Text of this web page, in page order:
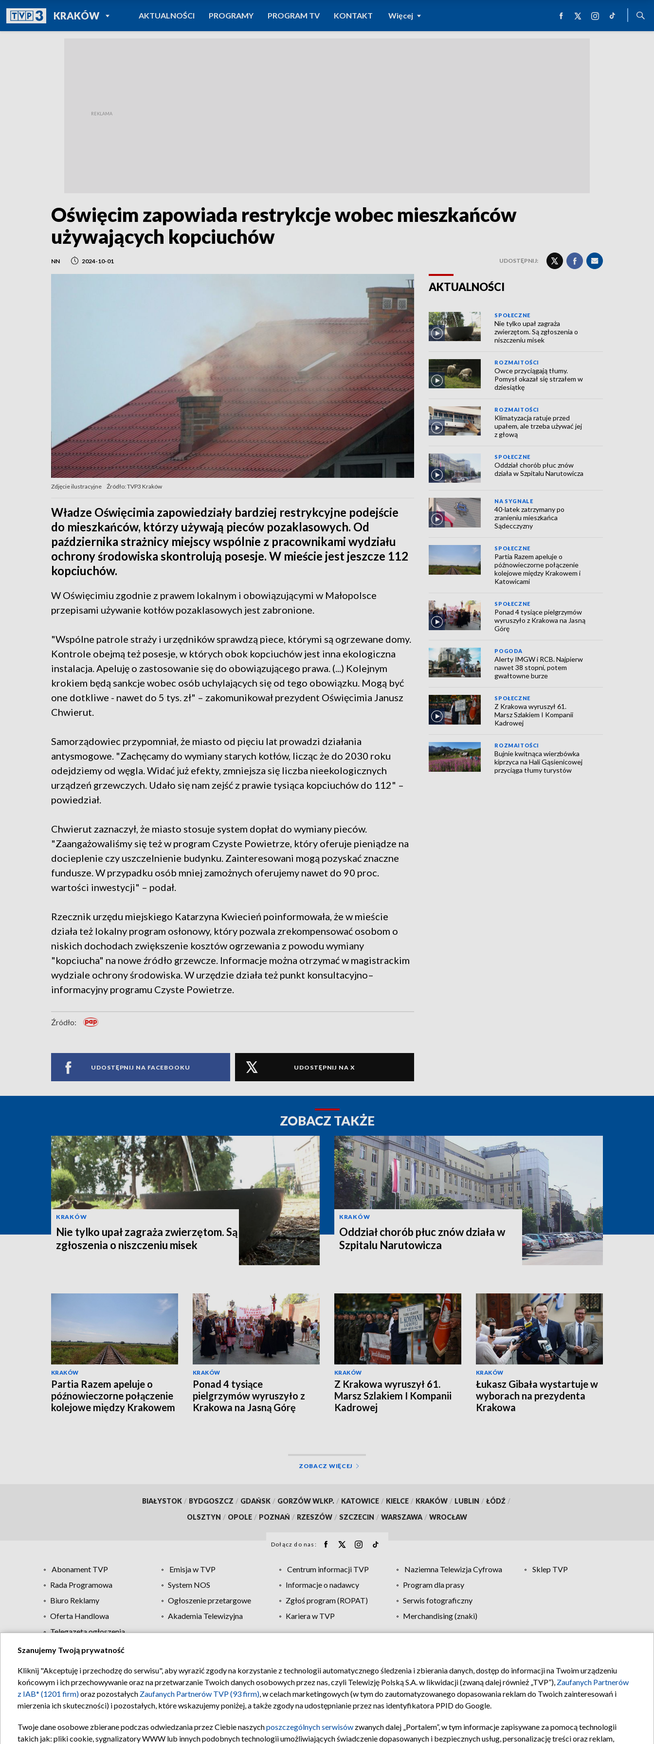
KRAKÓWPOWRÓT DO
TVP REGIONY
AKTUALNOŚCI PROGRAMY PROGRAM TV KONTAKT Więcej
Oświęcim zapowiada restrykcje wobec mieszkańców
używających kopciuchów
NN 2024-10-01 UDOSTĘPNIJ:
Zdjęcie ilustracyjne Źródło: TVP3 Kraków
Władze Oświęcimia zapowiedziały bardziej restrykcyjne podejście
do mieszkańców, którzy używają pieców pozaklasowych. Od
października strażnicy miejscy wspólnie z pracownikami wydziału
ochrony środowiska skontrolują posesje. W mieście jest jeszcze 112
kopciuchów.
W Oświęcimiu zgodnie z prawem lokalnym i obowiązującymi w Małopolsce
przepisami używanie kotłów pozaklasowych jest zabronione.
"Wspólne patrole straży i urzędników sprawdzą piece, którymi są ogrzewane domy.
Kontrole obejmą też posesje, w których obok kopciuchów jest inna ekologiczna
instalacja. Apeluję o zastosowanie się do obowiązującego prawa. (...) Kolejnym
krokiem będą sankcje wobec osób uchylających się od tego obowiązku. Mogą być
one dotkliwe - nawet do 5 tys. zł" – zakomunikował prezydent Oświęcimia Janusz
Chwierut.
Samorządowiec przypomniał, że miasto od pięciu lat prowadzi działania
antysmogowe. "Zachęcamy do wymiany starych kotłów, licząc że do 2030 roku
odejdziemy od węgla. Widać już efekty, zmniejsza się liczba nieekologicznych
urządzeń grzewczych. Udało się nam zejść z prawie tysiąca kopciuchów do 112" –
powiedział.
Chwierut zaznaczył, że miasto stosuje system dopłat do wymiany pieców.
"Zaangażowaliśmy się też w program Czyste Powietrze, który oferuje pieniądze na
docieplenie czy uszczelnienie budynku. Zainteresowani mogą pozyskać znaczne
fundusze. W przypadku osób mniej zamożnych oferujemy nawet do 90 proc.
wartości inwestycji" – podał.
Rzecznik urzędu miejskiego Katarzyna Kwiecień poinformowała, że w mieście
działa też lokalny program osłonowy, który pozwala zrekompensować osobom o
niskich dochodach zwiększenie kosztów ogrzewania z powodu wymiany
"kopciucha" na nowe źródło grzewcze. Informacje można otrzymać w magistrackim
wydziale ochrony środowiska. W urzędzie działa też punkt konsultacyjno–
informacyjny programu Czyste Powietrze.
Źródło:
UDOSTĘPNIJ NA FACEBOOKU UDOSTĘPNIJ NA X
AKTUALNOŚCI
SPOŁECZNE
Nie tylko upał zagraża
zwierzętom. Są zgłoszenia o
niszczeniu misek
ROZMAITOŚCI
Owce przyciągają tłumy.
Pomysł okazał się strzałem w
dziesiątkę
ROZMAITOŚCI
Klimatyzacja ratuje przed
upałem, ale trzeba używać jej
z głową
SPOŁECZNE
Oddział chorób płuc znów
działa w Szpitalu Narutowicza
NA SYGNALE
40-latek zatrzymany po
zranieniu mieszkańca
Sądecczyzny
SPOŁECZNE
Partia Razem apeluje o
późnowieczorne połączenie
kolejowe między Krakowem i
Katowicami
SPOŁECZNE
Ponad 4 tysiące pielgrzymów
wyruszyło z Krakowa na Jasną
Górę
POGODA
Alerty IMGW i RCB. Najpierw
nawet 38 stopni, potem
gwałtowne burze
SPOŁECZNE
Z Krakowa wyruszył 61.
Marsz Szlakiem I Kompanii
Kadrowej
ROZMAITOŚCI
Bujnie kwitnąca wierzbówka
kiprzyca na Hali Gąsienicowej
przyciąga tłumy turystów
ZOBACZ TAKŻE
KRAKÓW
Nie tylko upał zagraża zwierzętom. Są
zgłoszenia o niszczeniu misek
KRAKÓW
Oddział chorób płuc znów działa w
Szpitalu Narutowicza
KRAKÓW
Partia Razem apeluje o
późnowieczorne połączenie
kolejowe między Krakowem
KRAKÓW
Ponad 4 tysiące
pielgrzymów wyruszyło z
Krakowa na Jasną Górę
KRAKÓW
Z Krakowa wyruszył 61.
Marsz Szlakiem I Kompanii
Kadrowej
KRAKÓW
Łukasz Gibała wystartuje w
wyborach na prezydenta
Krakowa
ZOBACZ WIĘCEJ
BIAŁYSTOK / BYDGOSZCZ / GDAŃSK / GORZÓW WLKP. / KATOWICE / KIELCE / KRAKÓW / LUBLIN / ŁÓDŹ /
OLSZTYN / OPOLE / POZNAŃ / RZESZÓW / SZCZECIN / WARSZAWA / WROCŁAW
Dołącz do nas:
Abonament TVP Emisja w TVP Centrum informacji TVP Naziemna Telewizja Cyfrowa
Sklep TVP
Rada Programowa
System NOS Informacje o nadawcy
Program dla prasy
Biuro Reklamy
Ogłoszenie przetargowe Zgłoś program (ROPAT)
Serwis fotograficzny
Oferta Handlowa
Akademia Telewizyjna Kariera w TVP
Merchandising (znaki)
Telegazeta ogłoszenia
Regulamin TVP Polityka prywatności Moje zgody Pomoc Biuro reklamy Kontakt
Szanujemy Twoją prywatność
Kliknij "Akceptuję i przechodzę do serwisu", aby wyrazić zgody na korzystanie z technologii automatycznego śledzenia i zbierania danych, dostęp do informacji na Twoim urządzeniu
końcowym i ich przechowywanie oraz na przetwarzanie Twoich danych osobowych przez nas, czyli Telewizję Polską S.A. w likwidacji (zwaną dalej również „TVP”), Zaufanych Partnerów
z IAB* (1201 firm)oraz pozostałych Zaufanych Partnerów TVP (93 firm), w celach marketingowych (w tym do zautomatyzowanego dopasowania reklam do Twoich zainteresowań i
mierzenia ich skuteczności) i pozostałych, które wskazujemy poniżej, a także zgody na udostępnianie przez nas identyfikatora PPID do Google.
Twoje dane osobowe zbierane podczas odwiedzania przez Ciebie naszychposzczególnych serwisów zwanych dalej „Portalem”, w tym informacje zapisywane za pomocą technologii
takich jak: pliki cookie, sygnalizatory WWW lub innych podobnych technologii umożliwiających świadczenie dopasowanych i bezpiecznych usług, personalizację treści oraz reklam,